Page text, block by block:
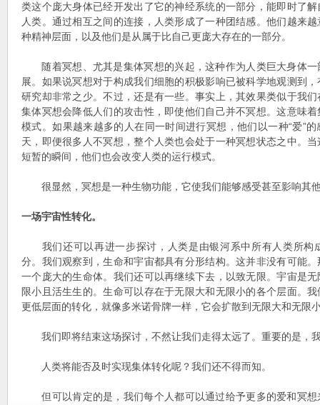
类这个庞大身体已经开发出了它的神经系统的一部分，能即时了
人类。通过相互之间的连接，人类形成了一种团结感。他们越来
种精神层面，以及他们是从属于比自己更庞大存在的一部分。
随着冥想、尤其是集体冥想的兴起，这种作为人类巨大身体一
展。如果说冥想对于构成我们细胞的积极影响已被科学地观测到
研究却非常之少。不过，还是有一些。事实上，其效果类似于我
集体冥想会降低人们的攻击性，即使他们自己并不冥想。这意味
模式。如果越来越多的人在同一时间进行冥想，他们以一种“爱”
天，即便很多人不冥想，整个人类也会处于一种冥想状态之中。
短暂的瞬间，他们也会改变人类的运行模式。
很显然，冥想是一种生物功能，它使我们能够感受甚至影响其
一场宇宙性转化。
我们还可以再进一步探讨，人类是由银河系中所有人类所构
分。我们观察到，生命和宇宙都具有分形结构。这并非没有可能
一个庞大的生命体。我们还可以再继续下去，以致无限。宇宙是
限小且活生生的。生命可以存在于无限大和无限小的各个层面。
更低层面的转化，就像多米诺骨牌一样，它会扩散到无限大和无限
我们即将结束这场探讨，不然让我们走得太远了。重要的是，
人类将能否及时实现集体转化呢？我们还不得而知。
但可以肯定的是，我们每个人都可以通过给予更多的爱和冥想